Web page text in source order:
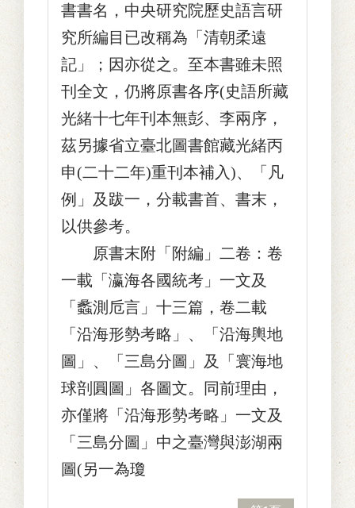
書書名，中央研究院歷史語言研
究所編目已改稱為「清朝柔遠
記」；因亦從之。至本書雖未照
刊全文，仍將原書各序(史語所藏
光緒十七年刊本無彭、李兩序，
茲另據省立臺北圖書館藏光緒丙
申(二十二年)重刊本補入)、「凡
例」及跋一，分載書首、書末，
以供參考。
原書末附「附編」二卷：卷
一載「瀛海各國統考」一文及
「蠡測卮言」十三篇，卷二載
「沿海形勢考略」、「沿海輿地
圖」、「三島分圖」及「寰海地
球剖圓圖」各圖文。同前理由，
亦僅將「沿海形勢考略」一文及
「三島分圖」中之臺灣與澎湖兩
圖(另一為瓊